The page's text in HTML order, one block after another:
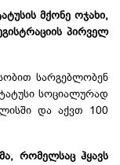
მქონე ოჯახი,
პირველ
სარგებლობენ
სოციალურად
და აქვთ 100
რომელსაც ჰყავს